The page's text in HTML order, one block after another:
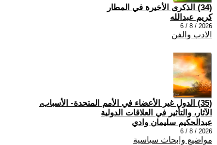
(34) الذكرى الأخيرة في المطار
كريم عبدالله
2026 / 8 / 6
الادب والفن
(35) الدول غير الأعضاء في الأمم المتحدة- الأسباب،
الآثار، والتأثير في العلاقات الدولية
عبدالحكيم سليمان وادي
2026 / 8 / 6
مواضيع وابحاث سياسية